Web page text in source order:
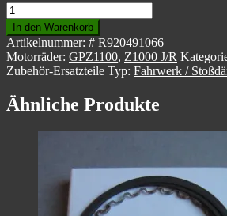
Gabelsimmerringe
Paar
Z1000J,
Z1000R
,GPZ1100
B1/B2
Menge
In den Warenkorb
Artikelnummer: # R920491066
Motorräder: GPZ1100, Z1000 J/R
Zubehör-Ersatzteile Typ: Fahrwerk /
Ähnliche Produkte